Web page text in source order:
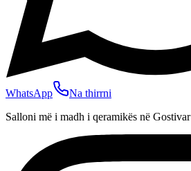
WhatsApp
Na thirrni
Salloni më i madh i qeramikës në Gostivar